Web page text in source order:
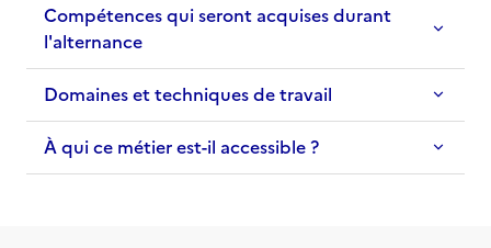
Compétences qui seront acquises durant
l'alternance
Domaines et techniques de travail
À qui ce métier est-il accessible ?